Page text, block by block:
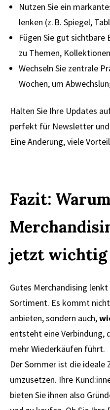
Nutzen Sie ein
lenken (z. B. Spiegel,
Fügen Sie gut sichtbare
zu Themen,
Wechseln Sie zentrale
Wochen, um
Halten Sie Ihre Updates
perfekt für Newsletter
Eine Änderung, viele
Fazit: Warum
jetzt
Gutes Merchandising
Sortiment. Es kommt
anbieten, sondern auch,
entsteht eine Verbindung,
mehr Wiederkäufen führt.
Der Sommer ist die ideale
umzusetzen. Ihre
bieten Sie ihnen also